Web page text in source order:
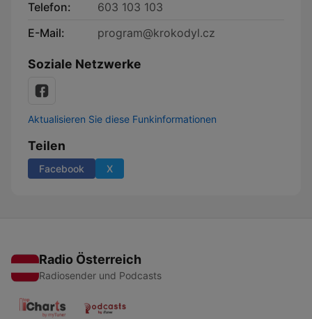
Telefon:
603 103 103
E-Mail:
program@krokodyl.cz
Soziale Netzwerke
Aktualisieren Sie diese Funkinformationen
Teilen
Facebook X
Radio Österreich
Radiosender und Podcasts